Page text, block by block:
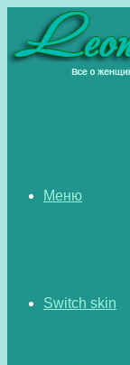
Меню
Switch skin